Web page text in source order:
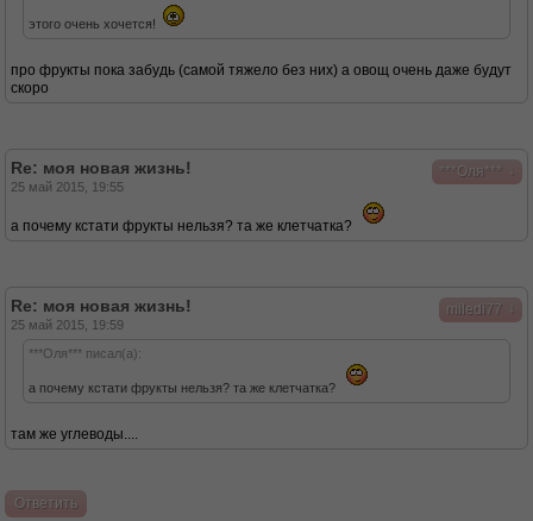
этого очень хочется!
про фрукты пока забудь (самой тяжело без них) а овощ очень даже будут
скоро
***Оля***
Re: моя новая жизнь!
25 май 2015, 19:55
а почему кстати фрукты нельзя? та же клетчатка?
miledi77
Re: моя новая жизнь!
25 май 2015, 19:59
***Оля*** писал(а):
а почему кстати фрукты нельзя? та же клетчатка?
там же углеводы....
Ответить